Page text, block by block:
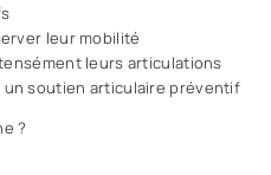
leur mobilité
leurs articulations
soutien articulaire préventif
?